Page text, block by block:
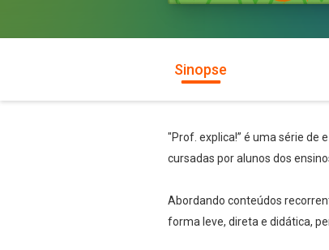
Sinopse
"Prof. explica!” é uma série de
cursadas por alunos dos
Abordando conteúdos
forma leve, direta e didática,